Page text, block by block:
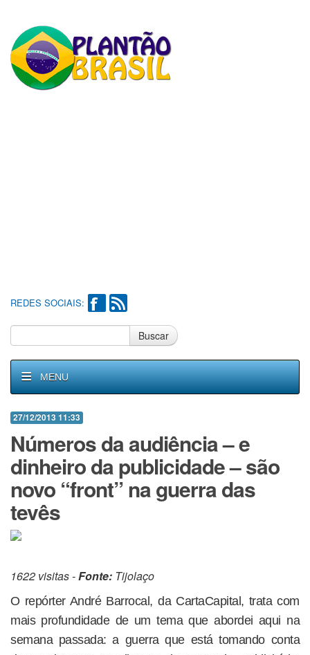
REDES SOCIAIS:
Buscar
MENU
27/12/2013 11:33
Números da audiência – e
dinheiro da publicidade – são
novo “front” na guerra das
tevês
1622 visitas -Fonte: Tijolaço
O repórter André Barrocal, da CartaCapital, trata com
mais profundidade de um tema que abordei aqui na
semana passada: a guerra que está tomando conta